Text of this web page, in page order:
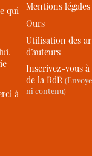
qui
à
Mentions légales
Ours
Utilisation des
d’auteurs
Inscrivez-vous
de la RdR
ni contenu)